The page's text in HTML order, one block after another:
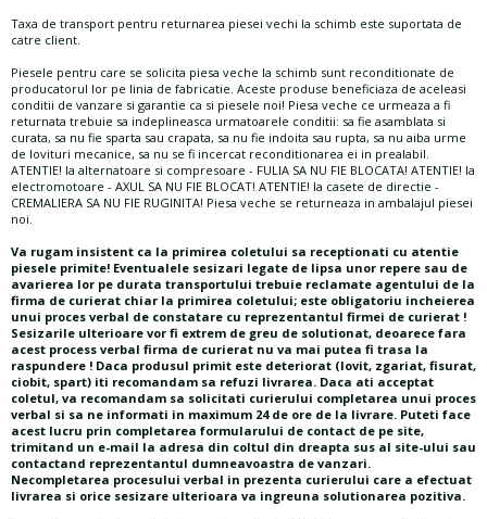
Taxa de transport pentru returnarea piesei vechi la schimb este suportata de
catre client.
Piesele pentru care se solicita piesa veche la schimb sunt reconditionate de
producatorul lor pe linia de fabricatie. Aceste produse beneficiaza de aceleasi
conditii de vanzare si garantie ca si piesele noi! Piesa veche ce urmeaza a fi
returnata trebuie sa indeplineasca urmatoarele conditii: sa fie asamblata si
curata, sa nu fie sparta sau crapata, sa nu fie indoita sau rupta, sa nu aiba urme
de lovituri mecanice, sa nu se fi incercat reconditionarea ei in prealabil.
ATENTIE! la alternatoare si compresoare - FULIA SA NU FIE BLOCATA! ATENTIE! la
electromotoare - AXUL SA NU FIE BLOCAT! ATENTIE! la casete de directie -
CREMALIERA SA NU FIE RUGINITA! Piesa veche se returneaza in ambalajul piesei
noi.
Va rugam insistent ca la primirea coletului sa receptionati cu atentie
piesele primite! Eventualele sesizari legate de lipsa unor repere sau de
avarierea lor pe durata transportului trebuie reclamate agentului de la
firma de curierat chiar la primirea coletului; este obligatoriu incheierea
unui proces verbal de constatare cu reprezentantul firmei de curierat !
Sesizarile ulterioare vor fi extrem de greu de solutionat, deoarece fara
acest process verbal firma de curierat nu va mai putea fi trasa la
raspundere ! Daca produsul primit este deteriorat (lovit, zgariat, fisurat,
ciobit, spart) iti recomandam sa refuzi livrarea. Daca ati acceptat
coletul, va recomandam sa solicitati curierului completarea unui proces
verbal si sa ne informati in maximum 24 de ore de la livrare. Puteti face
acest lucru prin completarea formularului de contact de pe site,
trimitand un e-mail la adresa din coltul din dreapta sus al site-ului sau
contactand reprezentantul dumneavoastra de vanzari.
Necompletarea procesului verbal in prezenta curierului care a efectuat
livrarea si orice sesizare ulterioara va ingreuna solutionarea pozitiva.